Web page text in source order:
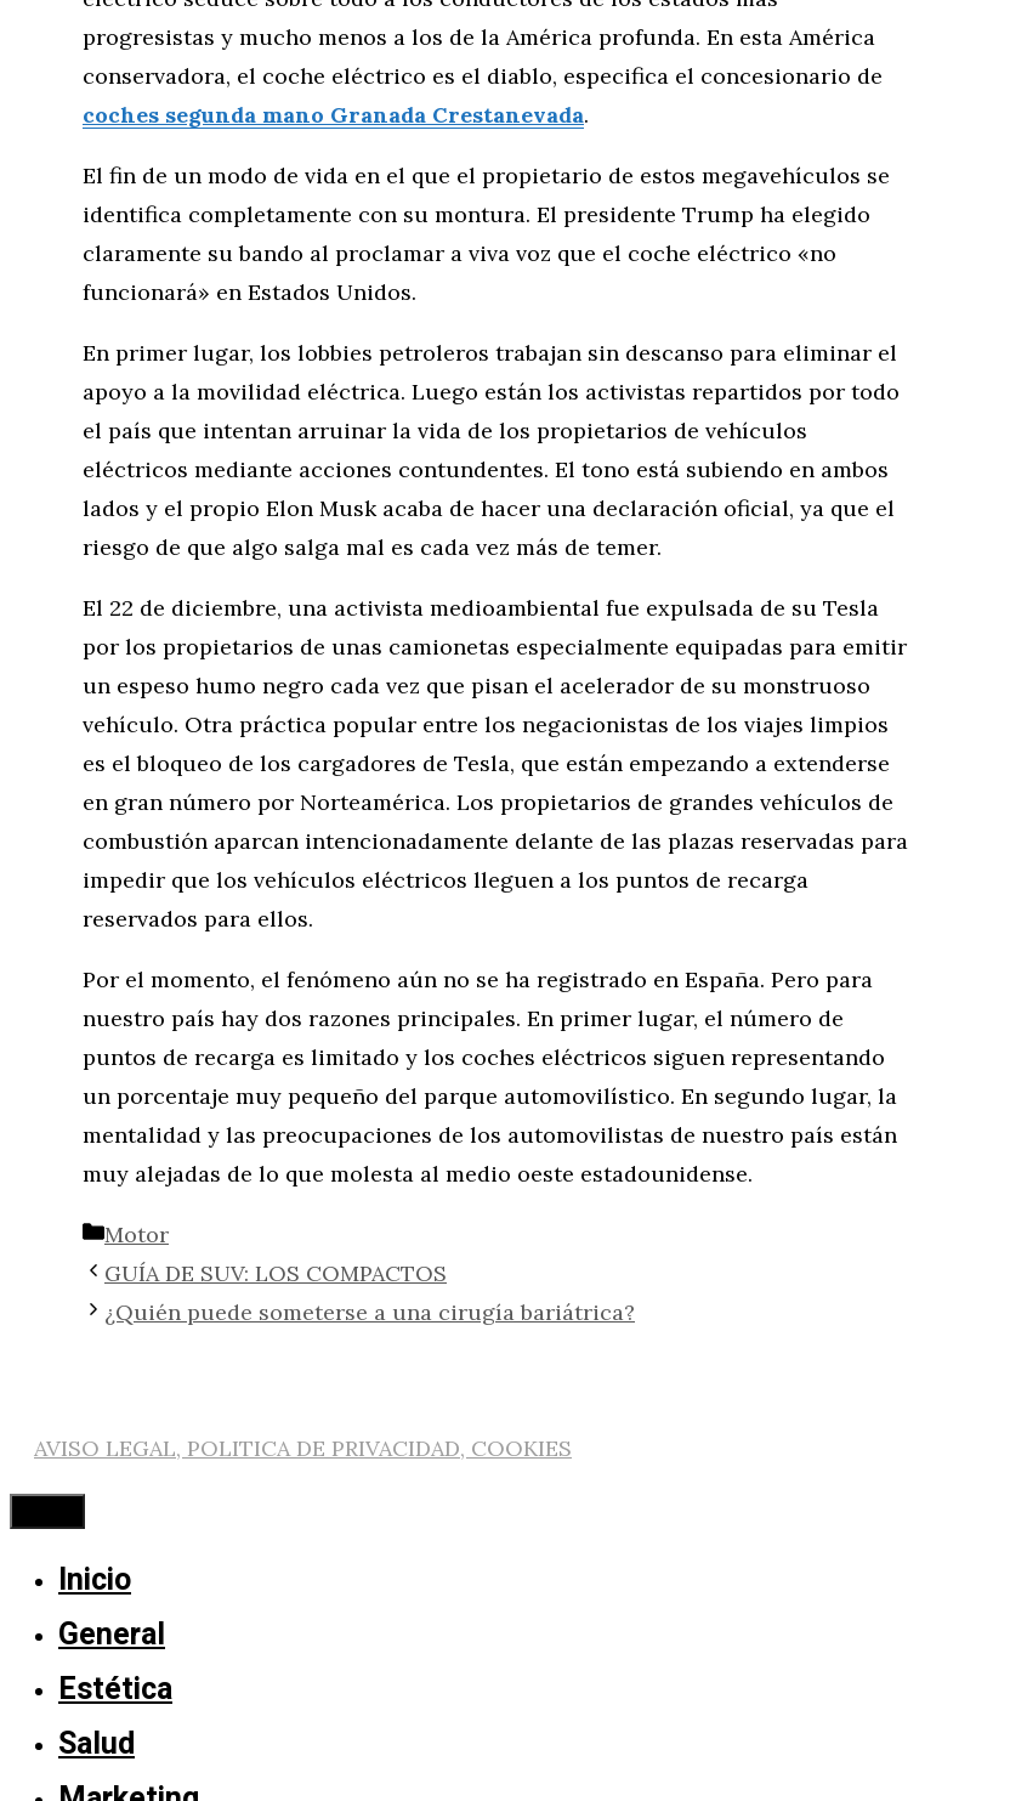
progresistas y mucho menos a los de la América profunda. En esta América
conservadora, el coche eléctrico es el diablo, especifica el concesionario de
coches segunda mano Granada Crestanevada.
El fin de un modo de vida en el que el propietario de estos megavehículos se
identifica completamente con su montura. El presidente Trump ha elegido
claramente su bando al proclamar a viva voz que el coche eléctrico «no
funcionará» en Estados Unidos.
En primer lugar, los lobbies petroleros trabajan sin descanso para eliminar el
apoyo a la movilidad eléctrica. Luego están los activistas repartidos por todo
el país que intentan arruinar la vida de los propietarios de vehículos
eléctricos mediante acciones contundentes. El tono está subiendo en ambos
lados y el propio Elon Musk acaba de hacer una declaración oficial, ya que el
riesgo de que algo salga mal es cada vez más de temer.
El 22 de diciembre, una activista medioambiental fue expulsada de su Tesla
por los propietarios de unas camionetas especialmente equipadas para emitir
un espeso humo negro cada vez que pisan el acelerador de su monstruoso
vehículo. Otra práctica popular entre los negacionistas de los viajes limpios
es el bloqueo de los cargadores de Tesla, que están empezando a extenderse
en gran número por Norteamérica. Los propietarios de grandes vehículos de
combustión aparcan intencionadamente delante de las plazas reservadas para
impedir que los vehículos eléctricos lleguen a los puntos de recarga
reservados para ellos.
Por el momento, el fenómeno aún no se ha registrado en España. Pero para
nuestro país hay dos razones principales. En primer lugar, el número de
puntos de recarga es limitado y los coches eléctricos siguen representando
un porcentaje muy pequeño del parque automovilístico. En segundo lugar, la
mentalidad y las preocupaciones de los automovilistas de nuestro país están
muy alejadas de lo que molesta al medio oeste estadounidense.
Categorías
Motor
GUÍA DE SUV: LOS COMPACTOS
¿Quién puede someterse a una cirugía bariátrica?
AVISO LEGAL, POLITICA DE PRIVACIDAD, COOKIES
Cerrar
Inicio
General
Estética
Salud